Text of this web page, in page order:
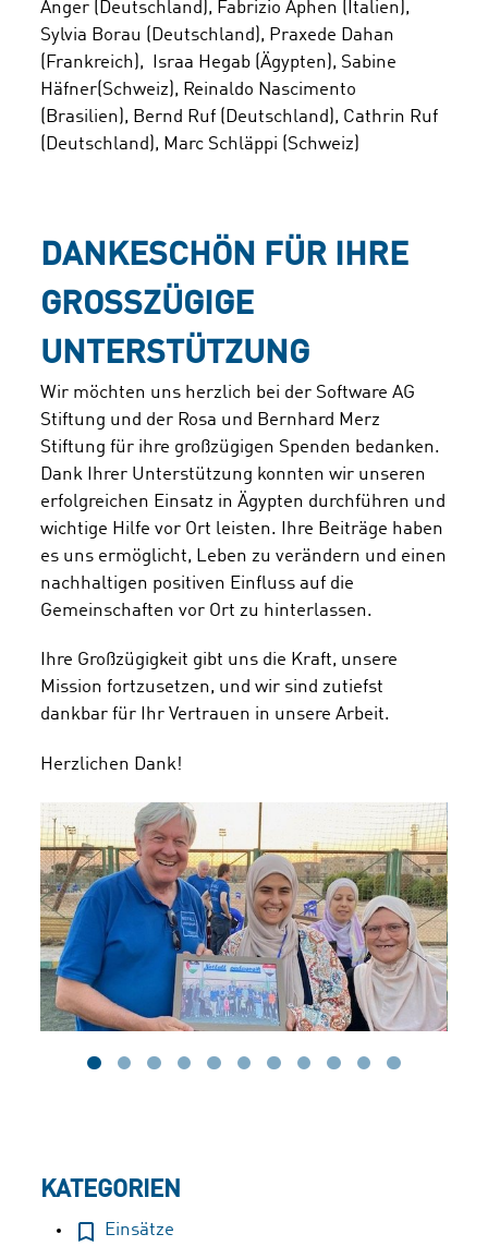
Anger (Deutschland), Fabrizio Aphen (Italien),
Sylvia Borau (Deutschland), Praxede Dahan
(Frankreich), Israa Hegab (Ägypten), Sabine
Häfner(Schweiz), Reinaldo Nascimento
(Brasilien), Bernd Ruf (Deutschland), Cathrin Ruf
(Deutschland), Marc Schläppi (Schweiz)
DANKESCHÖN FÜR IHRE
GROSSZÜGIGE U
NTERSTÜTZUNG
Wir möchten uns herzlich bei der Software AG
Stiftung und der Rosa und Bernhard Merz
Stiftung für ihre großzügigen Spenden bedanken.
Dank Ihrer Unterstützung konnten wir unseren
erfolgreichen Einsatz in Ägypten durchführen und
wichtige Hilfe vor Ort leisten. Ihre Beiträge haben
es uns ermöglicht, Leben zu verändern und einen
nachhaltigen positiven Einfluss auf die
Gemeinschaften vor Ort zu hinterlassen.
Ihre Großzügigkeit gibt uns die Kraft, unsere
Mission fortzusetzen, und wir sind zutiefst
dankbar für Ihr Vertrauen in unsere Arbeit.
Herzlichen Dank!
KATEGORIEN
Einsätze